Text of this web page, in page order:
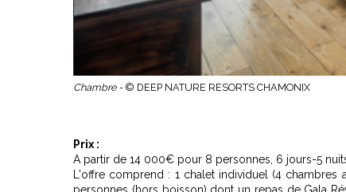
Chambre - © DEEP NATURE RESORTS CHAMONIX
Prix :
A partir de 14 000€ pour 8 personnes, 6 jours-5
L'offre comprend : 1 chalet individuel (4